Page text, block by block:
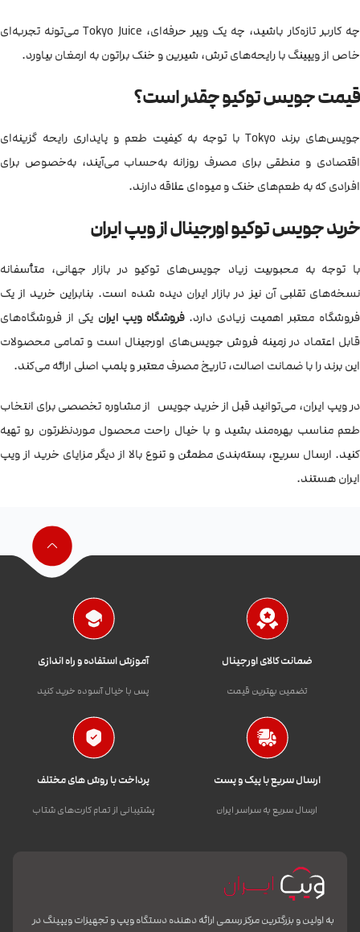
چه کاربر تازه‌کار باشید، چه یک ویپر حرفه‌ای، Tokyo Juice می‌تونه تجربه‌ای
خاص از ویپینگ با رایحه‌های ترش، شیرین و خنک براتون به ارمغان بیاورد.
قیمت جویس توکیو چقدر است؟
جویس‌های برند Tokyo با توجه به کیفیت طعم و پایداری رایحه گزینه‌ای
اقتصادی و منطقی برای مصرف روزانه به‌حساب می‌آیند، به‌خصوص برای
افرادی که به طعم‌های خنک و میوه‌ای علاقه دارند.
خرید جویس توکیو اورجینال از ویپ ایران
با توجه به محبوبیت زیاد جویس‌های توکیو در بازار جهانی، متأسفانه
نسخه‌های تقلبی آن نیز در بازار ایران دیده شده است. بنابراین خرید از یک
فروشگاه معتبر اهمیت زیادی دارد.فروشگاه ویپ ایران یکی از فروشگاه‌های
قابل اعتماد در زمینه فروش جویس‌های اورجینال است و تمامی محصولات
این برند را با ضمانت اصالت، تاریخ مصرف معتبر و پلمپ اصلی ارائه می‌کند.
در ویپ ایران، می‌توانید قبل از خرید جویس از مشاوره تخصصی برای انتخاب
طعم مناسب بهره‌مند بشید و با خیال راحت محصول موردنظرتون رو تهیه
کنید. ارسال سریع، بسته‌بندی مطمئن و تنوع بالا از دیگر مزایای خرید از ویپ
ایران هستند.
ضمانت کالای اورجینال
تضمین بهترین قیمت
آموزش استفاده و راه اندازی
پس با خیال آسوده خرید کنید
ارسال سریع با پیک و پست
ارسال سریع به سراسر ایران
پرداخت با روش های مختلف
پشتیبانی از تمام کارت‌های شتاب
به اولین و بزرگترین مرکز رسمی ارائه دهنده دستگاه ویپ و تجهیزات ویپینگ در